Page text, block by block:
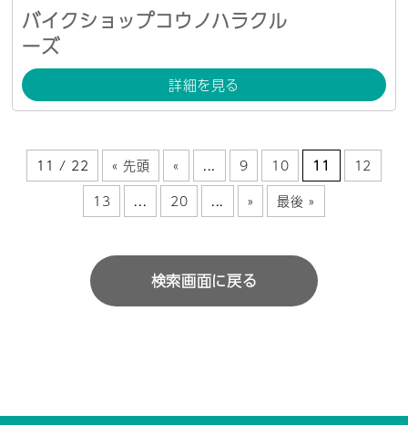
バイクショップコウノハラクル
ーズ
詳細を見る
11 / 22 « 先頭 « ... 9 10 11
12
13
... 20 ... » 最後 »
検索画面に戻る